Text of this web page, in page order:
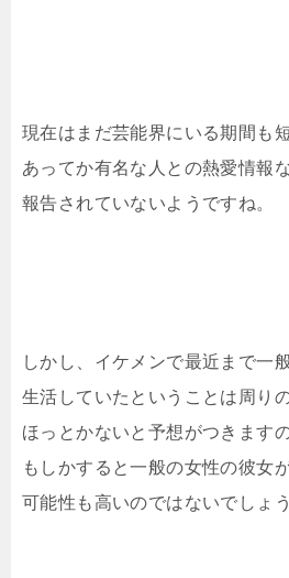
現在はまだ芸能界にいる期間も
あってか有名な人との熱愛情報
報告されていないようですね。
しかし、イケメンで最近まで一
生活していたということは周り
ほっとかないと予想がつきます
もしかすると一般の女性の彼女
可能性も高いのではないでしょ